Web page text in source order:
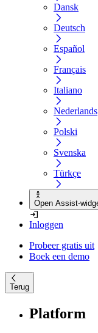
Dansk
Deutsch
Español
Français
Italiano
Nederlands
Polski
Svenska
Türkçe
Open Assist-
Inloggen
Probeer gratis uit
Boek een demo
Terug
Platform